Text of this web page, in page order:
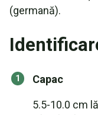
(germană).
Capac
5.5-10.0 cm